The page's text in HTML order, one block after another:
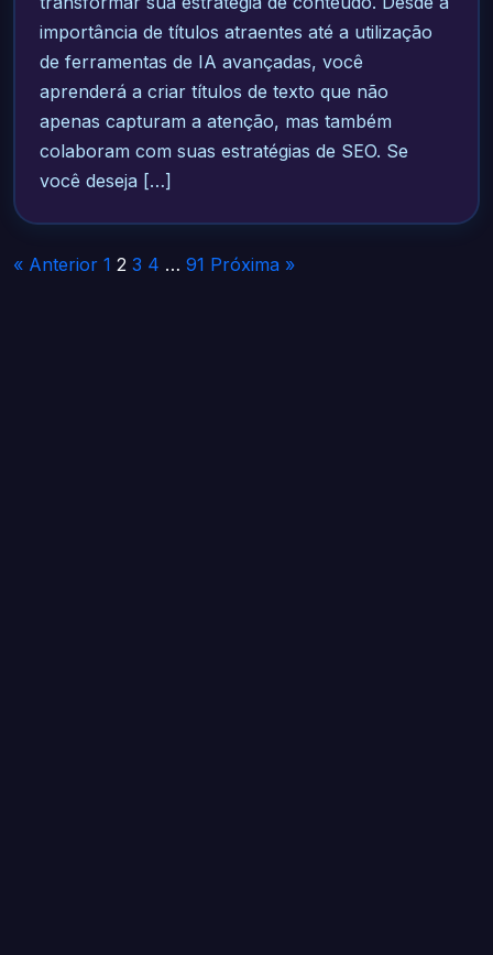
importância de títulos atraentes até a utilização
de ferramentas de IA avançadas, você
aprenderá a criar títulos de texto que não
apenas capturam a atenção, mas também
colaboram com suas estratégias de SEO. Se
você deseja […]
Paginação
« Anterior 1 2 3 4 … 91 Próxima »